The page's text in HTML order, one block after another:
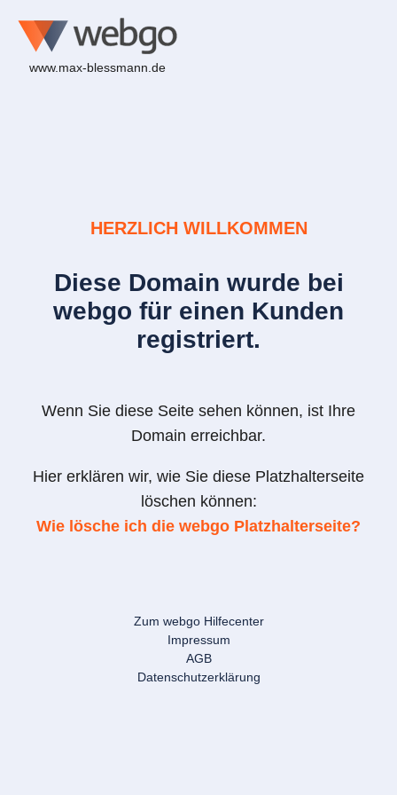
www.max-blessmann.de
HERZLICH WILLKOMMEN
Diese Domain wurde bei
webgo für einen Kunden
registriert.
Wenn Sie diese Seite sehen können, ist Ihre
Domain erreichbar.
Hier erklären wir, wie Sie diese Platzhalterseite
löschen können:
Wie lösche ich die webgo Platzhalterseite?
Zum webgo Hilfecenter
Impressum
AGB
Datenschutzerklärung